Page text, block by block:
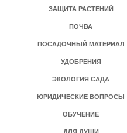
ЗАЩИТА РАСТЕНИЙ
ПОЧВА
ПОСАДОЧНЫЙ МАТЕРИАЛ
УДОБРЕНИЯ
ЭКОЛОГИЯ САДА
ЮРИДИЧЕСКИЕ ВОПРОСЫ
ОБУЧЕНИЕ